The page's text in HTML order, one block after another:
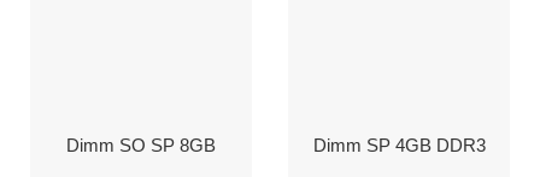
Dimm SO SP 8GB
Dimm SP 4GB DDR3